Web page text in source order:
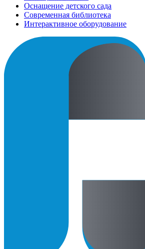
Оснащение детского сада
Современная библиотека
Интерактивное оборудование